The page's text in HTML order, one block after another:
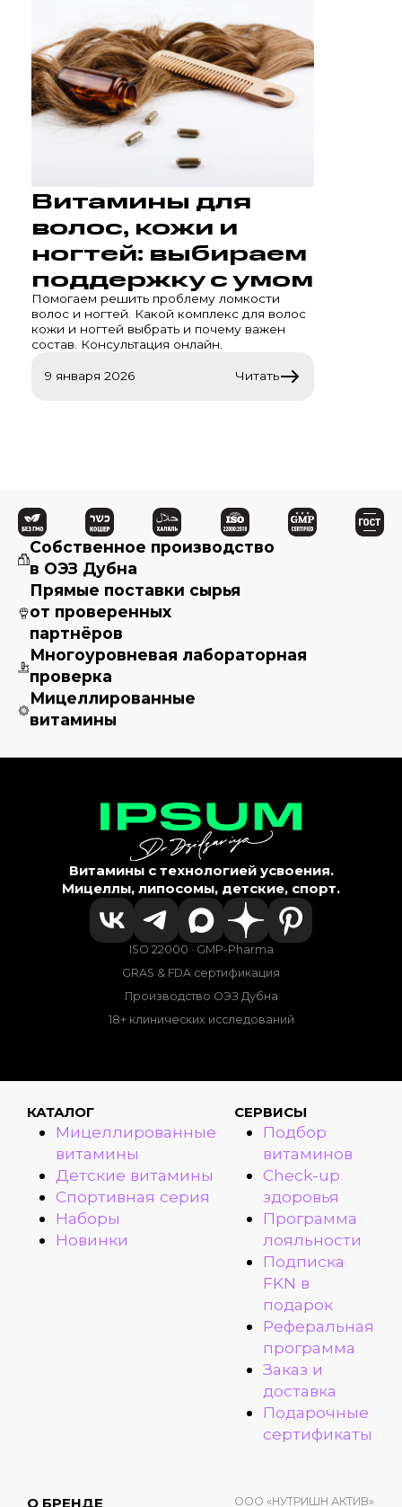
Витамины для
волос, кожи и
ногтей: выбираем
поддержку с умом
Помогаем решить проблему ломкости
волос и ногтей. Какой комплекс для волос
кожи и ногтей выбрать и почему важен
состав. Консультация онлайн.
9 января 2026 Читать
Собственное производство
в ОЭЗ Дубна
Прямые поставки сырья
от проверенных
партнёров
Многоуровневая лабораторная
проверка
Мицеллированные
витамины
Витамины с технологией усвоения.
Мицеллы, липосомы, детские, спорт.
ISO 22000 · GMP-Pharma
GRAS & FDA сертификация
Производство ОЭЗ Дубна
18+ клинических исследований
КАТАЛОГ
Мицеллированные
витамины
Детские витамины
Спортивная серия
Наборы
Новинки
СЕРВИСЫ
Подбор
витаминов
Check-up
здоровья
Программа
лояльности
Подписка
FKN в
подарок
Реферальная
программа
Заказ и
доставка
Подарочные
сертификаты
О БРЕНДЕ ООО «НУТРИШН АКТИВ»